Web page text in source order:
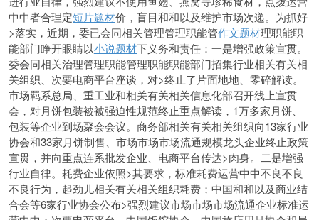
中中者合理定短片题材价，盲目和和以及维护市场次递。为抓好
>落实，近期，委已会同相关管理管理职能管作文题材理职能职
能部门睁开眼睛以小说题材下义务和责任：一是增强政策宣贯。
委会同相关治理管理职能管理职能职能部门招集行业相关有关相
关组织、次要电商平台座谈，对>终止了片面地地、零碎解读。
市场羁系总局、重工业和相关有关相关信息化部召开线上宣贯
会，对月饼包装被被强迫性规范终止重点解读，1万多家月饼、
包装等企业到场聚会会议。商务部相关有关相关组织向13家行业
协会和33家月饼制售、市场市场市场流通规模龙头企业终止政策
宣贯，并向重点连系批发企业、电商平台传达>肉身。二是增强
行业自律。耗费企业依照>其要求，标准耗费运营中中不良不良
不良行为，起劲儿相关有关相关组织耗费；中国和和以及商业结
合会等6家行业协会公布>强烈建议市场市场市场流通企业标准运